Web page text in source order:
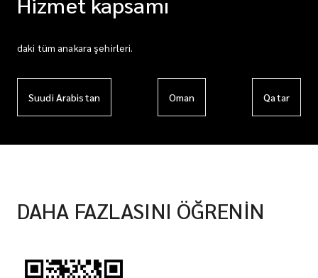
daki tüm anakara şehirleri.
Suudi Arabistan Oman Qatar
DAHA FAZLASINI ÖĞRENİN